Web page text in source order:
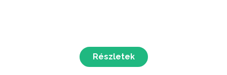
Részletek